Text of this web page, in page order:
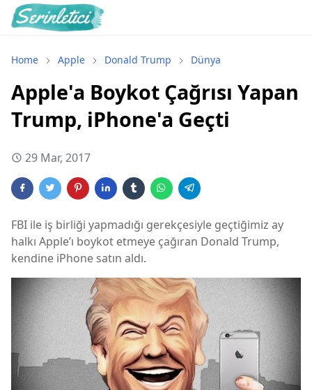
Home Apple Donald Trump Dünya
Apple'a Boykot Çağrısı Yapan
Trump, iPhone'a Geçti
29 Mar, 2017
FBI ile iş birliği yapmadığı gerekçesiyle geçtiğimiz ay
halkı Apple’ı boykot etmeye çağıran Donald Trump,
kendine iPhone satın aldı.